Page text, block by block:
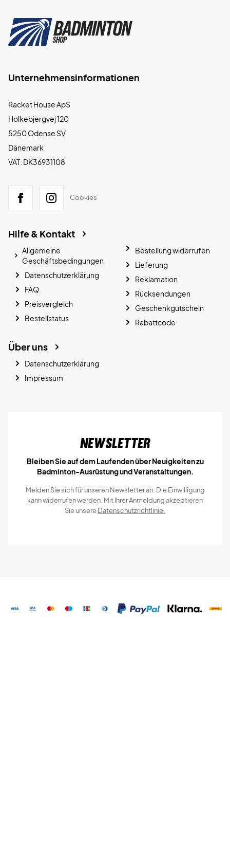
Unternehmensinformationen
Racket House ApS
Holkebjergvej 120
5250 Odense SV
Dänemark
VAT: DK36931108
Cookies
Hilfe & Kontakt
Allgemeine
Geschäftsbedingungen
Datenschutzerklärung
FAQ
Preisvergleich
Bestellstatus
Bestellung widerrufen
Lieferung
Reklamation
Rücksendungen
Geschenkgutschein
Rabattcode
Über uns
Datenschutzerklärung
Impressum
Newsletter
Bleiben Sie auf dem Laufenden über Neuigkeiten zu
Badminton-Ausrüstung und Veranstaltungen.
Melden Sie sich für unseren Newsletter an. Die Einwilligung
kann widerrufen werden. Mit Ihrer Anmeldung akzeptieren
Sie unsereDatenschutzrichtlinie.